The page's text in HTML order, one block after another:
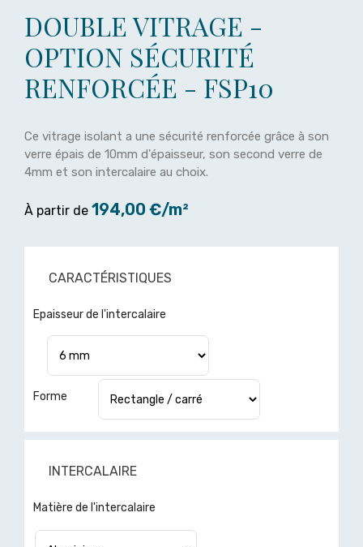
DOUBLE VITRAGE -
OPTION SÉCURITÉ
RENFORCÉE - FSP10
Ce vitrage isolant a une sécurité renforcée grâce à son
verre épais de 10mm d'épaisseur, son second verre de
4mm et son intercalaire au choix.
À partir de 194,00 €/m²
CARACTÉRISTIQUES
Epaisseur de l'intercalaire
Pour d'autres formes non
demandez un devis ici
Forme
INTERCALAIRE
Matière de l'intercalaire